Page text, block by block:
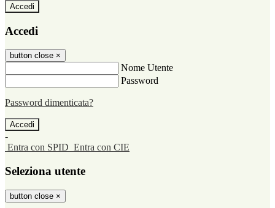
Accedi
Accedi
button close ×
Nome Utente
Password
Password dimenticata?
-
Entra con SPID Entra con CIE
Seleziona utente
button close ×